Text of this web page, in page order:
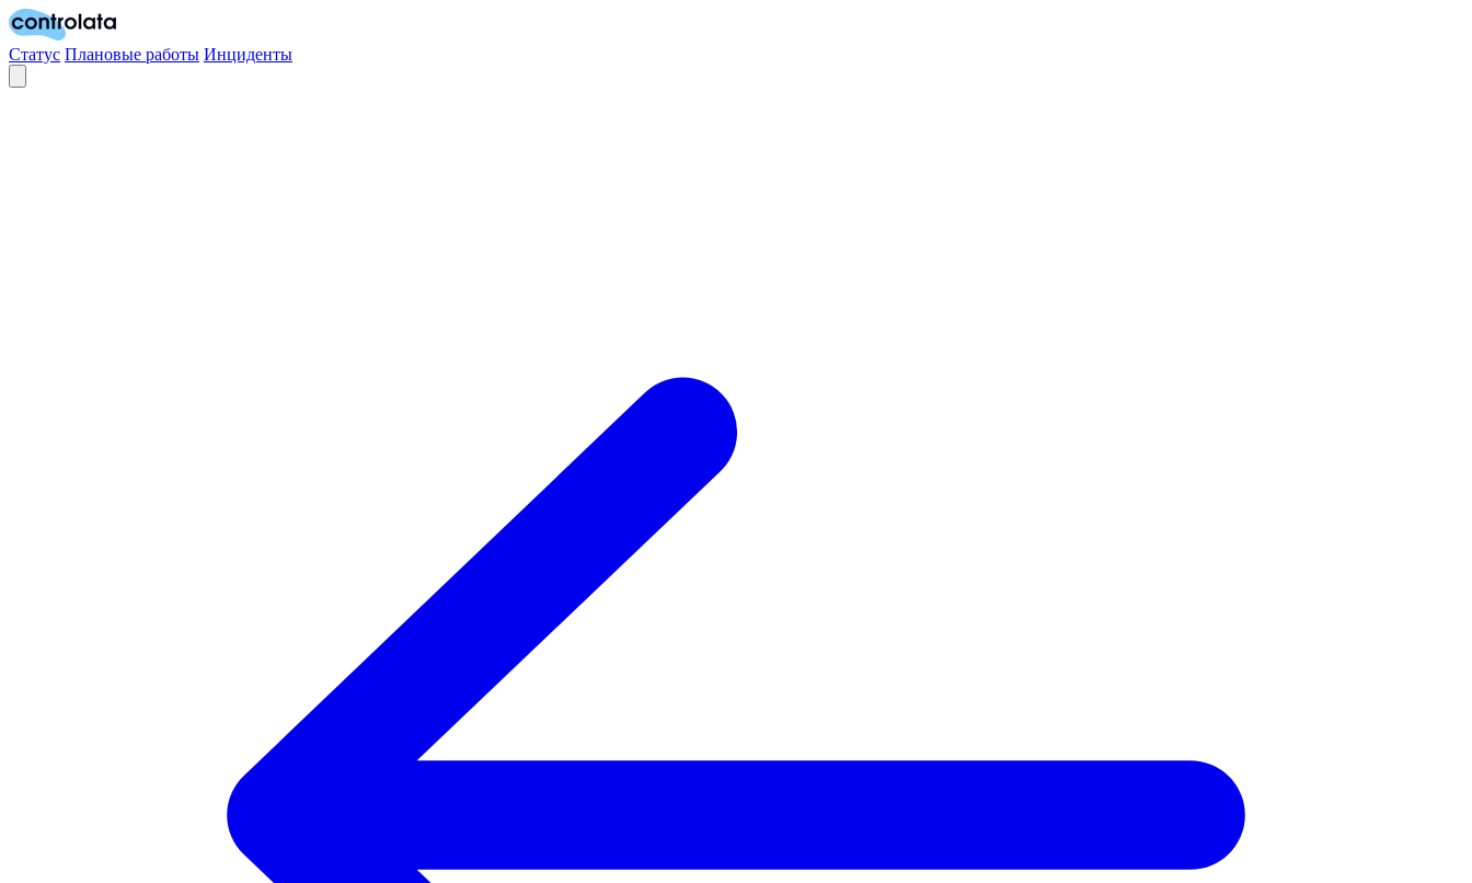
Статус Плановые работы Инциденты